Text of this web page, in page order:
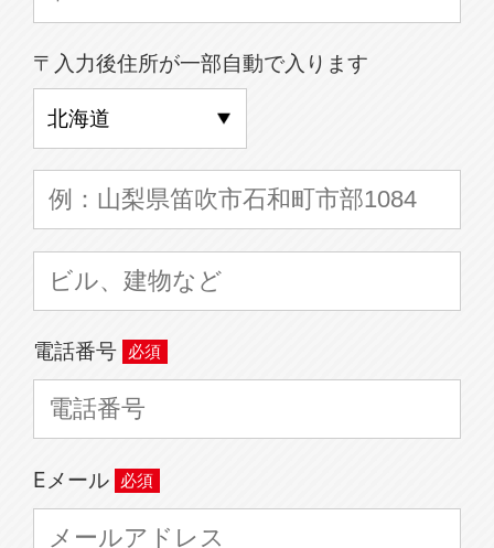
〒入力後住所が一部自動で入ります
電話番号
Eメール